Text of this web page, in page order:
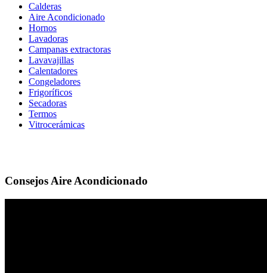
Calderas
Aire Acondicionado
Hornos
Lavadoras
Campanas extractoras
Lavavajillas
Calentadores
Congeladores
Frigoríficos
Secadoras
Termos
Vitrocerámicas
Consejos Aire Acondicionado